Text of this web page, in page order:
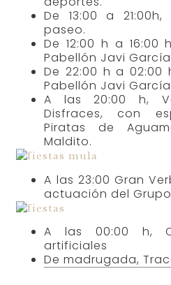
Anterior
Otros artículos